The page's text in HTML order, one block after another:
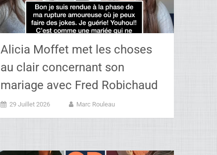
Alicia Moffet met les choses
au clair concernant son
mariage avec Fred Robichaud
29 Juillet 2026 Marc Rouleau